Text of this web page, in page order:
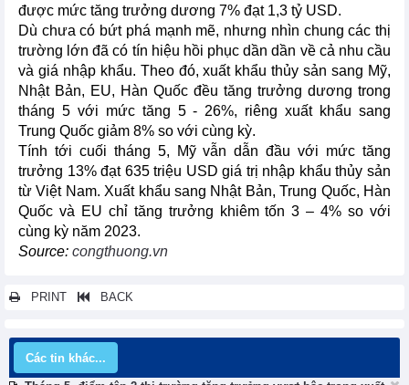
được mức tăng trưởng dương 7% đạt 1,3 tỷ USD.
Dù chưa có bứt phá mạnh mẽ, nhưng nhìn chung các thị
trường lớn đã có tín hiệu hồi phục dần dần về cả nhu cầu
và giá nhập khẩu. Theo đó, xuất khẩu thủy sản sang Mỹ,
Nhật Bản, EU, Hàn Quốc đều tăng trưởng dương trong
tháng 5 với mức tăng 5 - 26%, riêng xuất khẩu sang
Trung Quốc giảm 8% so với cùng kỳ.
Tính tới cuối tháng 5, Mỹ vẫn dẫn đầu với mức tăng
trưởng 13% đạt 635 triệu USD giá trị nhập khẩu thủy sản
từ Việt Nam. Xuất khẩu sang Nhật Bản, Trung Quốc, Hàn
Quốc và EU chỉ tăng trưởng khiêm tốn 3 – 4% so với
cùng kỳ năm 2023.
Source: congthuong.vn
PRINT BACK
Các tin khác...